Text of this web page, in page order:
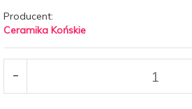
Producent:
Ceramika Końskie